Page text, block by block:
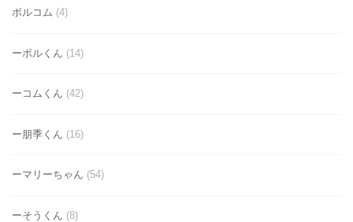
ボルコム (4)
ーボルくん (14)
ーコムくん (42)
ー朋季くん (16)
ーマリーちゃん (54)
ーそうくん (8)